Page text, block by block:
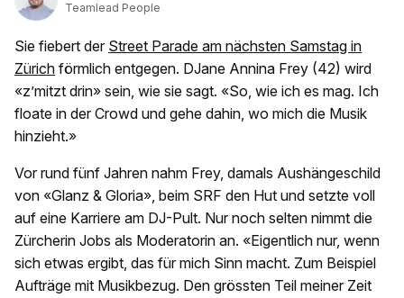
Teamlead People
Sie fiebert der Street Parade am nächsten Samstag in
Zürich förmlich entgegen. DJane Annina Frey (42) wird
«z’mitzt drin» sein, wie sie sagt. «So, wie ich es mag. Ich
floate in der Crowd und gehe dahin, wo mich die Musik
hinzieht.»
Vor rund fünf Jahren nahm Frey, damals Aushängeschild
von «Glanz & Gloria», beim SRF den Hut und setzte voll
auf eine Karriere am DJ-Pult. Nur noch selten nimmt die
Zürcherin Jobs als Moderatorin an. «Eigentlich nur, wenn
sich etwas ergibt, das für mich Sinn macht. Zum Beispiel
Aufträge mit Musikbezug. Den grössten Teil meiner Zeit